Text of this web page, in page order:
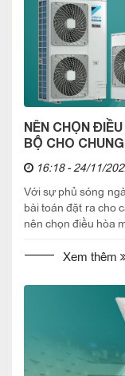
NÊN CHỌN
BỘ CHO
16:18 - 24/11/
Với sự phủ sóng
bài toán đặt ra cho
nên chọn điều hòa
Xem thêm